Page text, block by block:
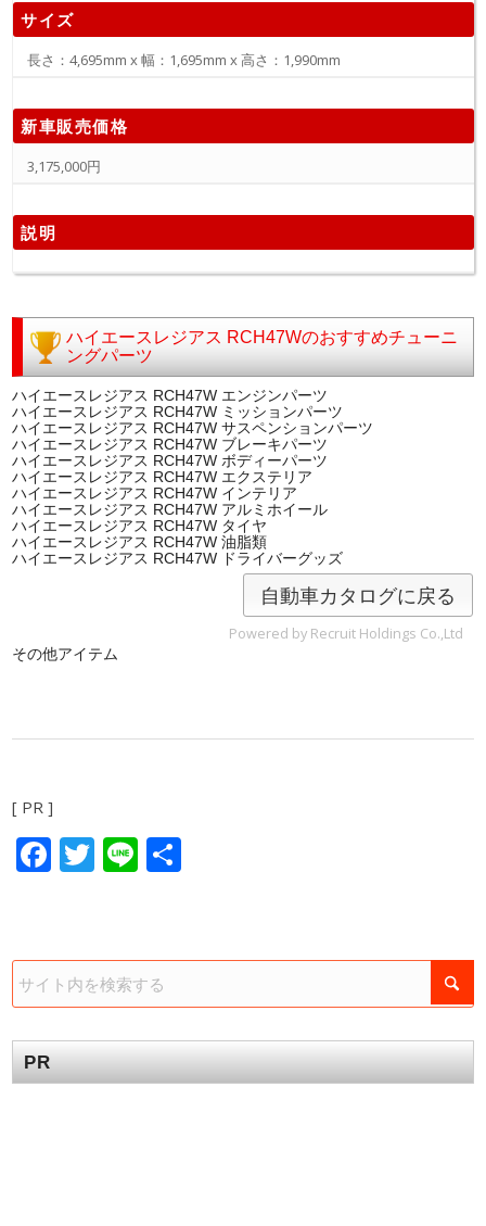
サイズ
長さ：4,695mm x 幅：1,695mm x 高さ：1,990mm
新車販売価格
3,175,000円
説明
ハイエースレジアス RCH47Wのおすすめチューニ
ングパーツ
ハイエースレジアス RCH47W エンジンパーツ
ハイエースレジアス RCH47W ミッションパーツ
ハイエースレジアス RCH47W サスペンションパーツ
ハイエースレジアス RCH47W ブレーキパーツ
ハイエースレジアス RCH47W ボディーパーツ
ハイエースレジアス RCH47W エクステリア
ハイエースレジアス RCH47W インテリア
ハイエースレジアス RCH47W アルミホイール
ハイエースレジアス RCH47W タイヤ
ハイエースレジアス RCH47W 油脂類
ハイエースレジアス RCH47W ドライバーグッズ
自動車カタログに戻る
Powered by Recruit Holdings Co.,Ltd
その他アイテム
[ PR ]
Facebook
Twitter
Line
PR